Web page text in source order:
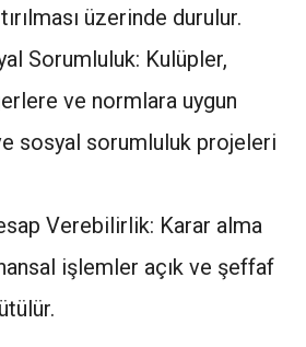
üzerinde durulur.
Sorumluluk: Kulüpler,
ve normlara uygun
sosyal sorumluluk projeleri
Verebilirlik: Karar alma
işlemler açık ve şeffaf